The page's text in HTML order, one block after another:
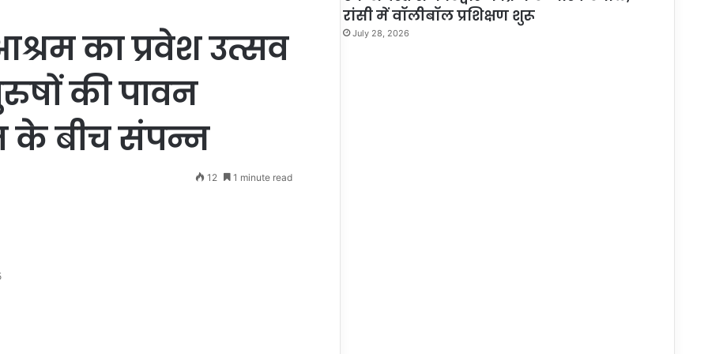
का प्रवेश उत्सव
की पावन
के बीच संपन्न
12 1 minute read
रांसी में वॉलीबॉल प्रशिक्षण शुरू
July 28, 2026